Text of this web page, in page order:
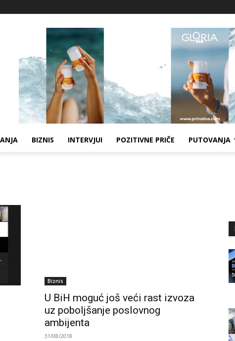
BIZNIS INTERVJUI POZITIVNE PRIČE PUTOVANJA
Biznis
U BiH moguć još veći rast izvoza
uz poboljšanje poslovnog
ambijenta
31/08/2018